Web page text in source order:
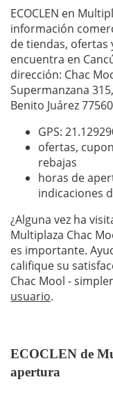
ECOCLEN en
información
de tiendas, ofertas
encuentra en
dirección: Chac
Supermanzana
Benito Juárez
GPS:
ofertas,
rebajas
horas de
indicaciones
¿Alguna vez ha
Multiplaza Chac
es importante.
califique su
Chac Mool -
usuario.
ECOCLEN de
apertura